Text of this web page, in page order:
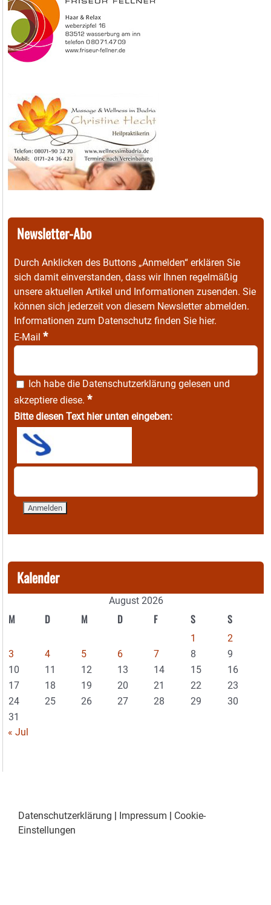
Newsletter-Abo
Durch Anklicken des Buttons „Anmelden“ erklären Sie
sich damit einverstanden, dass wir Ihnen regelmäßig
unsere aktuellen Artikel und Informationen zusenden. Sie
können sich jederzeit von diesem Newsletter abmelden.
Informationen zum Datenschutz finden Sie hier.
E-Mail *
Ich habe die Datenschutzerklärung gelesen und
akzeptiere diese. *
Bitte diesen Text hier unten eingeben:
Kalender
August 2026
M D M D F S S
1
2
3
4 5 6 7 8
9
10
11 12 13 14 15
16
17
18 19 20 21 22
23
24
25 26 27 28 29
30
31
« Jul
Datenschutzerklärung | Impressum | Cookie-
Einstellungen